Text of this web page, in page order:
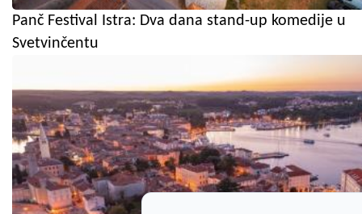
Panč Festival Istra: Dva dana stand-up komedije u
Svetvinčentu